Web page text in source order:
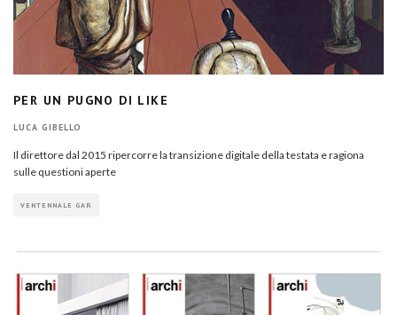
PER UN PUGNO DI LIKE
LUCA GIBELLO
Il direttore dal 2015 ripercorre la transizione digitale della testata e ragiona
sulle questioni aperte
VENTENNALE GAR